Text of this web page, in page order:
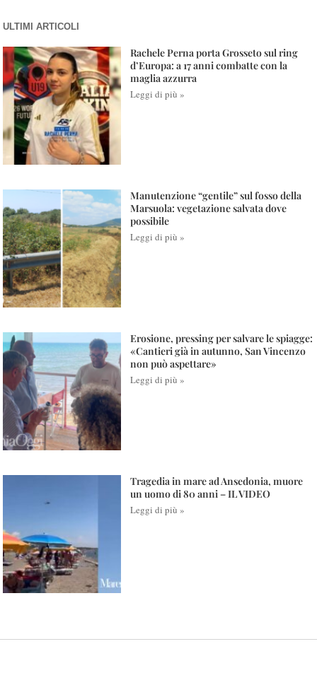
ULTIMI ARTICOLI
Rachele Perna porta Grosseto sul ring
d’Europa: a 17 anni combatte con la
maglia azzurra
Leggi di più »
Manutenzione “gentile” sul fosso della
Marsuola: vegetazione salvata dove
possibile
Leggi di più »
Erosione, pressing per salvare le spiagge:
«Cantieri già in autunno, San Vincenzo
non può aspettare»
Leggi di più »
Tragedia in mare ad Ansedonia, muore
un uomo di 80 anni – IL VIDEO
Leggi di più »